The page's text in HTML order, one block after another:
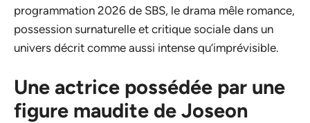
programmation 2026 de SBS, le drama mêle romance,
possession surnaturelle et critique sociale dans un
univers décrit comme aussi intense qu’imprévisible.
Une actrice possédée par une
figure maudite de Joseon